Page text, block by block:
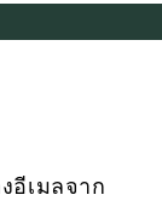
อีเมลจาก